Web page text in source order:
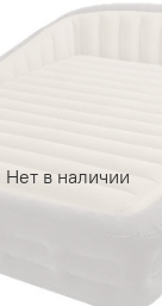
Нет в наличии